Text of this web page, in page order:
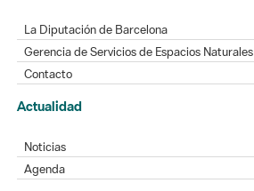
La Diputación de Barcelona
Gerencia de Servicios de Espacios Naturales
Contacto
Actualidad
Noticias
Agenda